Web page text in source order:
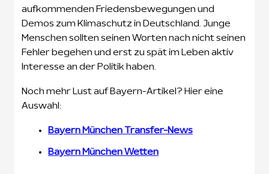
aufkommenden Friedensbewegungen und
Demos zum Klimaschutz in Deutschland. Junge
Menschen sollten seinen Worten nach nicht seinen
Fehler begehen und erst zu spät im Leben aktiv
Interesse an der Politik haben.
Noch mehr Lust auf Bayern-Artikel? Hier eine
Auswahl:
Bayern München Transfer-News
Bayern München Wetten